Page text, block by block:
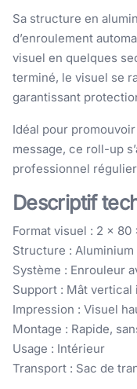
Sa structure en
d’enroulement
visuel en quelques
terminé, le visuel se
garantissant
Idéal pour
message, ce roll-up
professionnel
Descriptif
Format visuel : 2 x 80
Structure :
Système : Enrouleur
Support : Mât vertical
Impression : Visuel
Montage : Rapide,
Usage : Intérieur
Transport : Sac de